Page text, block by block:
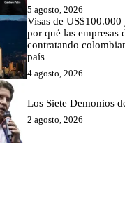
5 agosto, 2026
Visas de
por qué las empresas
contratando
país
4 agosto, 2026
Los Siete Demonios
2 agosto, 2026